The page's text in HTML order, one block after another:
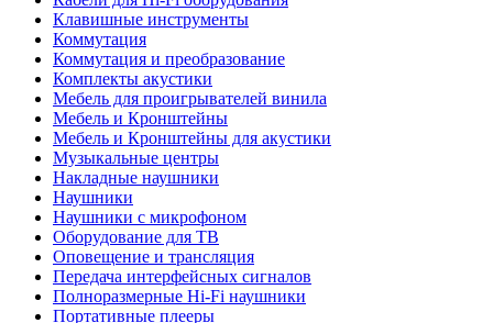
Клавишные инструменты
Коммутация
Коммутация и преобразование
Комплекты акустики
Мебель для проигрывателей винила
Мебель и Кронштейны
Мебель и Кронштейны для акустики
Музыкальные центры
Накладные наушники
Наушники
Наушники с микрофоном
Оборудование для ТВ
Оповещение и трансляция
Передача интерфейсных сигналов
Полноразмерные Hi-Fi наушники
Портативные плееры